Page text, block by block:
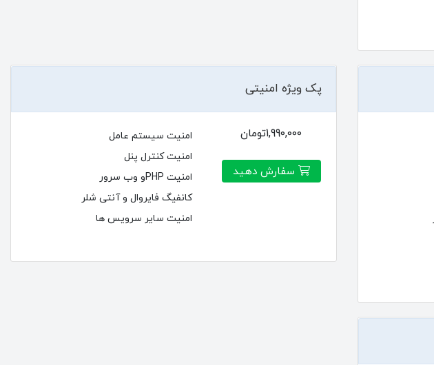
پک ویژه امنیتی
امنیت سیستم عامل
امنیت کنترل پنل
امنیت PHPو وب سرور
کانفیگ فایروال و آنتی شلر
امنیت سایر سرویس ها
1,990,000تومان
سفارش دهید